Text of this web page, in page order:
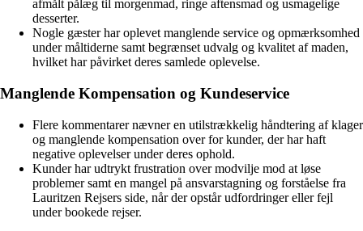
afmålt pålæg til morgenmad, ringe aftensmad og usmagelige
desserter.
Nogle gæster har oplevet manglende service og opmærksomhed
under måltiderne samt begrænset udvalg og kvalitet af maden,
hvilket har påvirket deres samlede oplevelse.
Manglende Kompensation og Kundeservice
Flere kommentarer nævner en utilstrækkelig håndtering af klager
og manglende kompensation over for kunder, der har haft
negative oplevelser under deres ophold.
Kunder har udtrykt frustration over modvilje mod at løse
problemer samt en mangel på ansvarstagning og forståelse fra
Lauritzen Rejsers side, når der opstår udfordringer eller fejl
under bookede rejser.